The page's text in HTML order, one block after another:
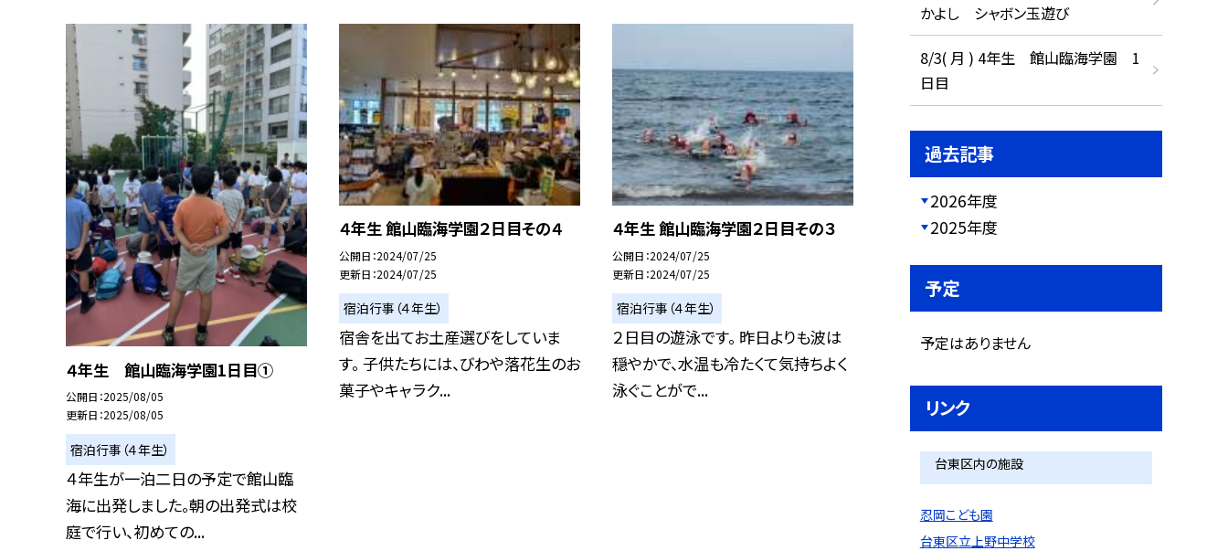
４年生 館山臨海学園1日目①
公開日 2025/08/05
更新日 2025/08/05
宿泊行事（４年生）
４年生が一泊二日の予定で館山臨
海に出発しました。朝の出発式は校
庭で行い、初めての...
４年生 館山臨海学園２日目その４
公開日 2024/07/25
更新日 2024/07/25
宿泊行事（４年生）
宿舎を出てお土産選びをしていま
す。 子供たちには、びわや落花生のお
菓子やキャラク...
４年生 館山臨海学園２日目その３
公開日 2024/07/25
更新日 2024/07/25
宿泊行事（４年生）
２日目の遊泳です。 昨日よりも波は
穏やかで、水温も冷たくて気持ちよく
泳ぐことがで...
かよし シャボン玉遊び
8/3( 月 ) 4年生 館山臨海学園 1
日目
過去記事
2026年度
2025年度
予定
予定はありません
リンク
台東区内の施設
忍岡こども園
台東区立上野中学校